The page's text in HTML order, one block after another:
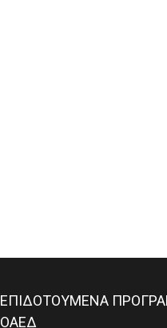
ΕΠΙΔΟΤΟΥΜΕΝΑ
ΟΑΕΔ